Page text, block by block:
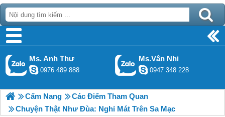
Ms. Anh Thư
0976 489 888
Ms.Vân Nhi
0947 348 228
Cẩm Nang
Các Điểm Tham Quan
Chuyện Thật Như Đùa: Nghỉ Mát Trên Sa Mạc